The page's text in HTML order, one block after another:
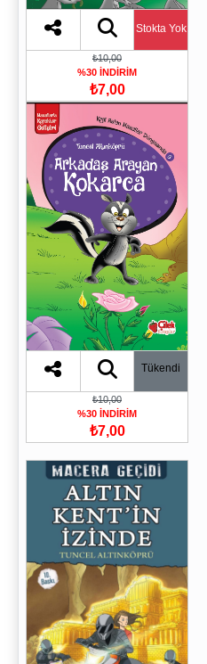
Stokta Yok
₺10,00
%30 İNDİRİM
₺7,00
Tükendi
₺10,00
%30 İNDİRİM
₺7,00